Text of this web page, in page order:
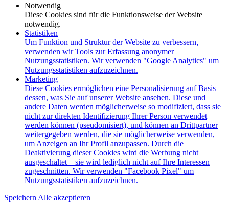
Notwendig
Diese Cookies sind für die Funktionsweise der Website
notwendig.
Statistiken
Um Funktion und Struktur der Website zu verbessern,
verwenden wir Tools zur Erfassung anonymer
Nutzungsstatistiken. Wir verwenden "Google Analytics" um
Nutzungsstatistiken aufzuzeichnen.
Marketing
Diese Cookies ermöglichen eine Personalisierung auf Basis
dessen, was Sie auf unserer Website ansehen. Diese und
andere Daten werden möglicherweise so modifiziert, dass sie
nicht zur direkten Identifizierung Ihrer Person verwendet
werden können (pseudomisiert), und können an Drittpartner
weitergegeben werden, die sie möglicherweise verwenden,
um Anzeigen an Ihr Profil anzupassen. Durch die
Deaktivierung dieser Cookies wird die Werbung nicht
ausgeschaltet – sie wird lediglich nicht auf Ihre Interessen
zugeschnitten. Wir verwenden "Facebook Pixel" um
Nutzungsstatistiken aufzuzeichnen.
Speichern Alle akzeptieren